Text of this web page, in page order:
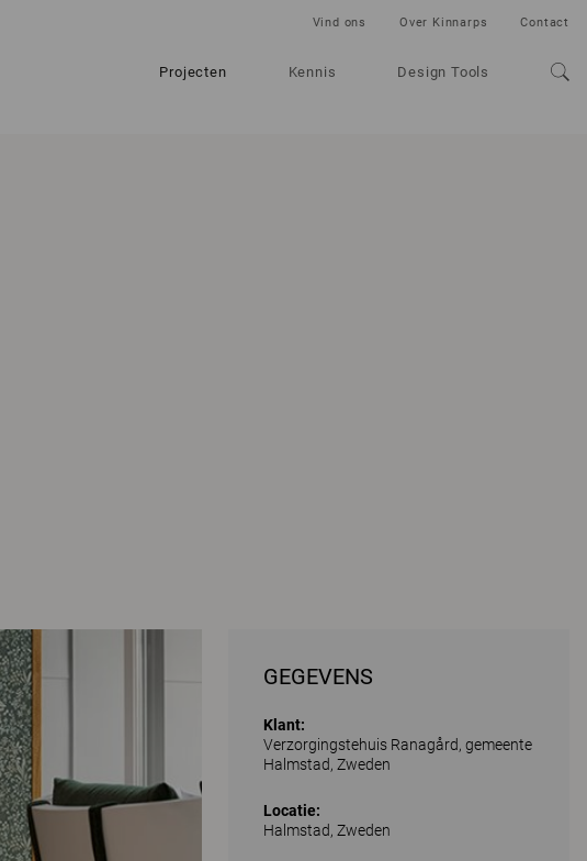
Projecten Kennis Design Tools
Vind ons Over Kinnarps Contact
GEGEVENS
Klant:
Verzorgingstehuis Ranagård, gemeente
Halmstad, Zweden
Locatie:
Halmstad, Zweden